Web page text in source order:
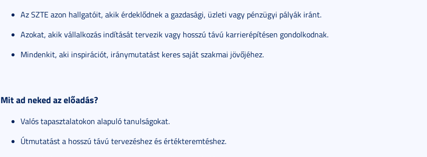
Az SZTE azon hallgatóit, akik érdeklődnek a gazdasági, üzleti vagy pénzügyi pályák iránt.
Azokat, akik vállalkozás indítását tervezik vagy hosszú távú karrierépítésen gondolkodnak.
Mindenkit, aki inspirációt, iránymutatást keres saját szakmai jövőjéhez.
Mit ad neked az előadás?
Valós tapasztalatokon alapuló tanulságokat.
Útmutatást a hosszú távú tervezéshez és értékteremtéshez.